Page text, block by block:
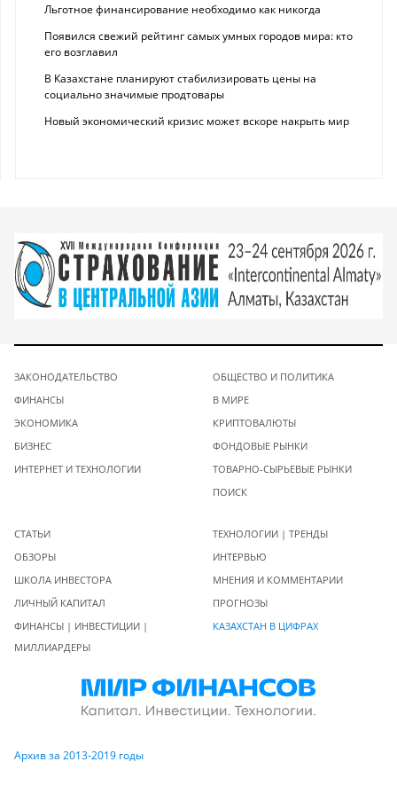
Льготное финансирование необходимо как никогда
Появился свежий рейтинг самых умных городов мира: кто
его возглавил
В Казахстане планируют стабилизировать цены на
социально значимые продтовары
Новый экономический кризис может вскоре накрыть мир
ЗАКОНОДАТЕЛЬСТВО
ФИНАНСЫ
ЭКОНОМИКА
БИЗНЕС
ИНТЕРНЕТ И ТЕХНОЛОГИИ
ОБЩЕСТВО И ПОЛИТИКА
В МИРЕ
КРИПТОВАЛЮТЫ
ФОНДОВЫЕ РЫНКИ
ТОВАРНО-СЫРЬЕВЫЕ РЫНКИ
ПОИСК
СТАТЬИ
ОБЗОРЫ
ШКОЛА ИНВЕСТОРА
ЛИЧНЫЙ КАПИТАЛ
ФИНАНСЫ | ИНВЕСТИЦИИ |
МИЛЛИАРДЕРЫ
ТЕХНОЛОГИИ | ТРЕНДЫ
ИНТЕРВЬЮ
МНЕНИЯ И КОММЕНТАРИИ
ПРОГНОЗЫ
КАЗАХСТАН В ЦИФРАХ
Архив за 2013-2019 годы